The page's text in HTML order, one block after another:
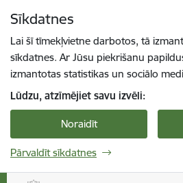
Sīkdatnes
Lai šī tīmekļvietne darbotos, tā
sīkdatnes. Ar Jūsu piekrišanu
izmantotas statistikas un sociālo
Lūdzu, atzīmējiet savu izvēli:
Noraidīt
Pārvaldīt sīkdatnes